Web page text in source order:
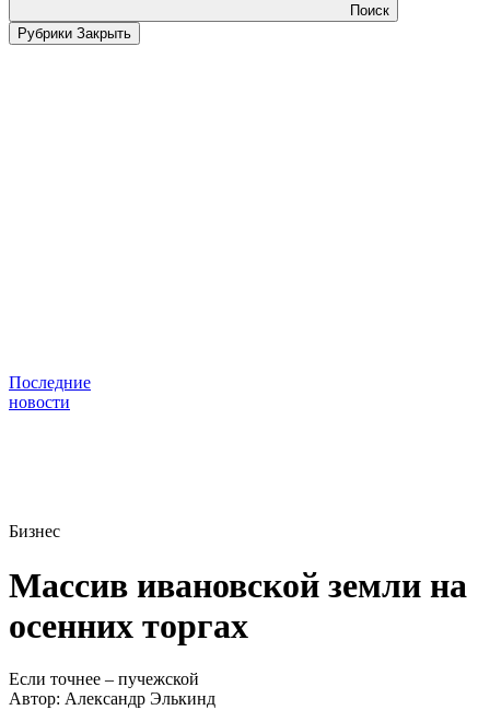
Поиск
Рубрики Закрыть
Последние
новости
Бизнес
Массив ивановской земли на
осенних торгах
Если точнее – пучежской
Автор: Александр Элькинд